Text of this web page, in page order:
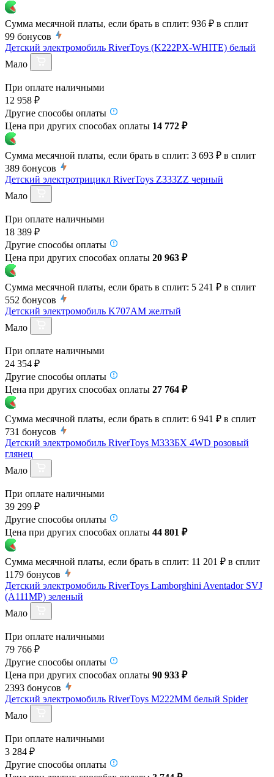
Сумма месячной платы, если брать в сплит: 936 ₽ в сплит
99 бонусов
Детский электромобиль RiverToys (K222PX-WHITE) белый
Мало
При оплате наличными
12 958 ₽
Другие способы оплаты
Цена при других способах оплаты 14 772 ₽
Сумма месячной платы, если брать в сплит: 3 693 ₽ в сплит
389 бонусов
Детский электротрицикл RiverToys Z333ZZ черный
Мало
При оплате наличными
18 389 ₽
Другие способы оплаты
Цена при других способах оплаты 20 963 ₽
Сумма месячной платы, если брать в сплит: 5 241 ₽ в сплит
552 бонусов
Детский электромобиль K707AM желтый
Мало
При оплате наличными
24 354 ₽
Другие способы оплаты
Цена при других способах оплаты 27 764 ₽
Сумма месячной платы, если брать в сплит: 6 941 ₽ в сплит
731 бонусов
Детский электромобиль RiverToys М333БХ 4WD розовый
глянец
Мало
При оплате наличными
39 299 ₽
Другие способы оплаты
Цена при других способах оплаты 44 801 ₽
Сумма месячной платы, если брать в сплит: 11 201 ₽ в сплит
1179 бонусов
Детский электромобиль RiverToys Lamborghini Aventador SVJ
(A111MP) зеленый
Мало
При оплате наличными
79 766 ₽
Другие способы оплаты
Цена при других способах оплаты 90 933 ₽
2393 бонусов
Детский электромобиль RiverToys M222MM белый Spider
Мало
При оплате наличными
3 284 ₽
Другие способы оплаты